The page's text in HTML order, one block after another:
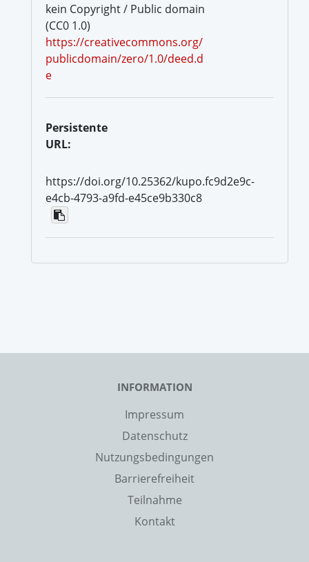
kein Copyright / Public domain
(CC0 1.0)
https://creativecommons.org/
publicdomain/zero/1.0/deed.d
e
Persistente
URL:
https://doi.org/10.25362/kupo.fc9d2e9c-
e4cb-4793-a9fd-e45ce9b330c8
INFORMATION
Impressum
Datenschutz
Nutzungsbedingungen
Barrierefreiheit
Teilnahme
Kontakt